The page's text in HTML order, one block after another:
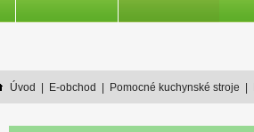
Úvod E-obchod Pomocné kuchynské stroje